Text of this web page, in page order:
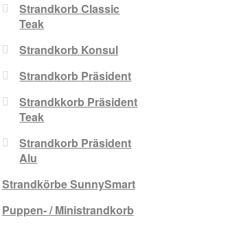
Strandkorb Classic
Teak
Strandkorb Konsul
Strandkorb Präsident
Strandkkorb Präsident
Teak
Strandkorb Präsident
Alu
Strandkörbe SunnySmart
Puppen- / Ministrandkorb